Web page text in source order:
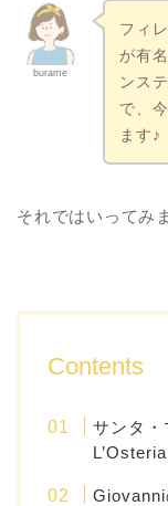
burame
フィ
が有
ンス
で、
ます♪
それではいってみ
Contents
サンタ・
Giovanni